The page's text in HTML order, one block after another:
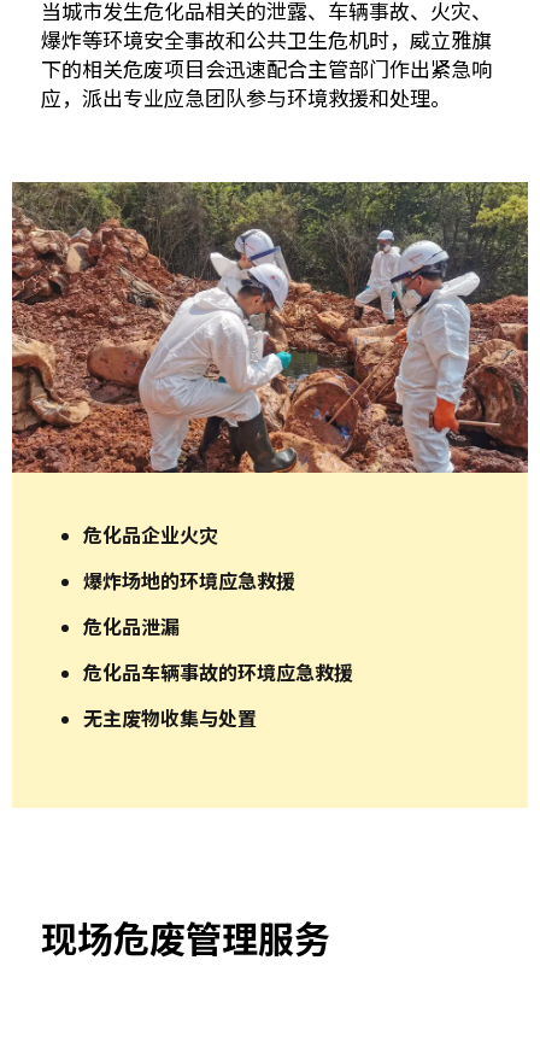
当城市发生危化品相关的泄露、车辆事故、火灾、
爆炸等环境安全事故和公共卫生危机时，威立雅旗
下的相关危废项目会迅速配合主管部门作出紧急响
应，派出专业应急团队参与环境救援和处理。
危化品企业火灾
爆炸场地的环境应急救援
危化品泄漏
危化品车辆事故的环境应急救援
无主废物收集与处置
现场危废管理服务